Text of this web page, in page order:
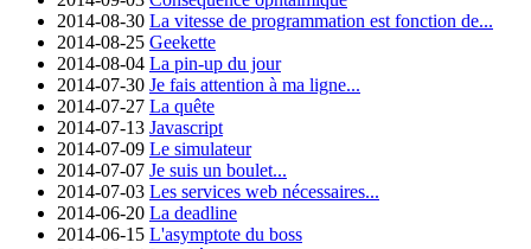
2014-08-30 La vitesse de programmation est fonction de...
2014-08-25 Geekette
2014-08-04 La pin-up du jour
2014-07-30 Je fais attention à ma ligne...
2014-07-27 La quête
2014-07-13 Javascript
2014-07-09 Le simulateur
2014-07-07 Je suis un boulet...
2014-07-03 Les services web nécessaires...
2014-06-20 La deadline
2014-06-15 L'asymptote du boss